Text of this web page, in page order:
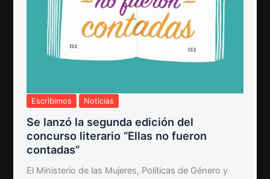
Escribimos Noticias
Se lanzó la segunda edición del
concurso literario “Ellas no fueron
contadas”
El Ministerio de las Mujeres, Políticas de Género y